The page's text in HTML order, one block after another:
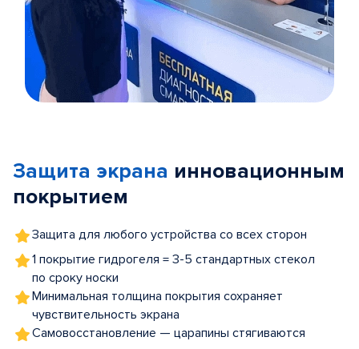
5
Защита экрана инновационным
покрытием
Защита для любого устройства со всех сторон
1 покрытие гидрогеля = 3-5 стандартных стекол
по сроку носки
Минимальная толщина покрытия сохраняет
чувствительность экрана
Самовосстановление — царапины стягиваются